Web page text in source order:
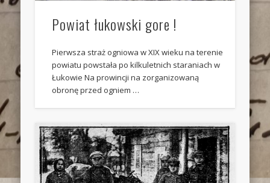
Powiat łukowski gore !
Pierwsza straż ogniowa w XIX wieku na terenie
powiatu powstała po kilkuletnich staraniach w
Łukowie Na prowincji na zorganizowaną
obronę przed ogniem …